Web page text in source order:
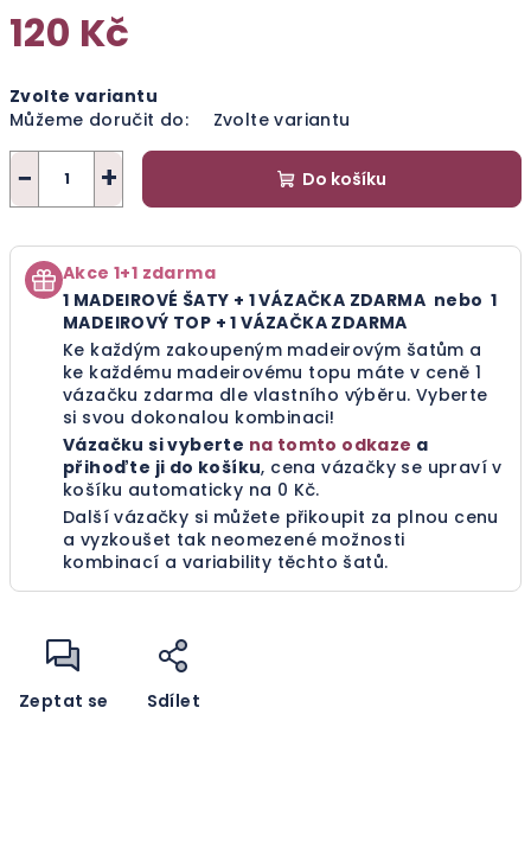
120 Kč
cena:
Zvolte variantu
Můžeme doručit do:
Zvolte variantu
+
− Do košíku
Akce 1+1 zdarma
1 MADEIROVÉ ŠATY + 1 VÁZAČKA ZDARMA nebo1
MADEIROVÝ TOP + 1 VÁZAČKA ZDARMA
Ke každým zakoupeným madeirovým šatům a
ke každému madeirovému topu máte v ceně 1
vázačku zdarma dle vlastního výběru. Vyberte
si svou dokonalou kombinaci!
Vázačku si vyberte na tomto odkaze a
přihoďte ji do košíku, cena vázačky se upraví v
košíku automaticky na 0 Kč.
Další vázačky si můžete přikoupit za plnou cenu
a vyzkoušet tak neomezené možnosti
kombinací a variability těchto šatů.
Zeptat se Sdílet